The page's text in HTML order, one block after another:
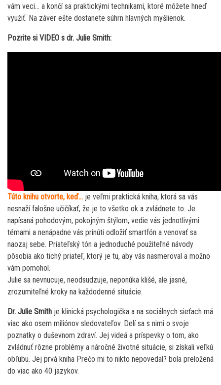
vám veci… a končí sa praktickými technikami, ktoré môžete hneď
využiť. Na záver ešte dostanete súhrn hlavných myšlienok.
Pozrite si VIDEO s dr. Julie Smith:
Túto knihu otvorte, keď… je veľmi praktická kniha, ktorá sa vás
nesnaží falošne učičíkať, že je to všetko ok a zvládnete to. Je
napísaná pohodovým, pokojným štýlom, vedie vás jednotlivými
témami a nenápadne vás prinúti odložiť smartfón a venovať sa
naozaj sebe. Priateľský tón a jednoduché použiteľné návody
pôsobia ako tichý priateľ, ktorý je tu, aby vás nasmeroval a možno
vám pomohol.
Julie sa nevnucuje, neodsudzuje, neponúka klišé, ale jasné,
zrozumiteľné kroky na každodenné situácie.
Dr. Julie Smith je klinická psychologička a na sociálnych sieťach má
viac ako osem miliónov sledovateľov. Delí sa s nimi o svoje
poznatky o duševnom zdraví. Jej videá a príspevky o tom, ako
zvládnuť rôzne problémy a náročné životné situácie, si získali veľkú
obľubu. Jej prvá kniha Prečo mi to nikto nepovedal? bola preložená
do viac ako 40 jazykov.